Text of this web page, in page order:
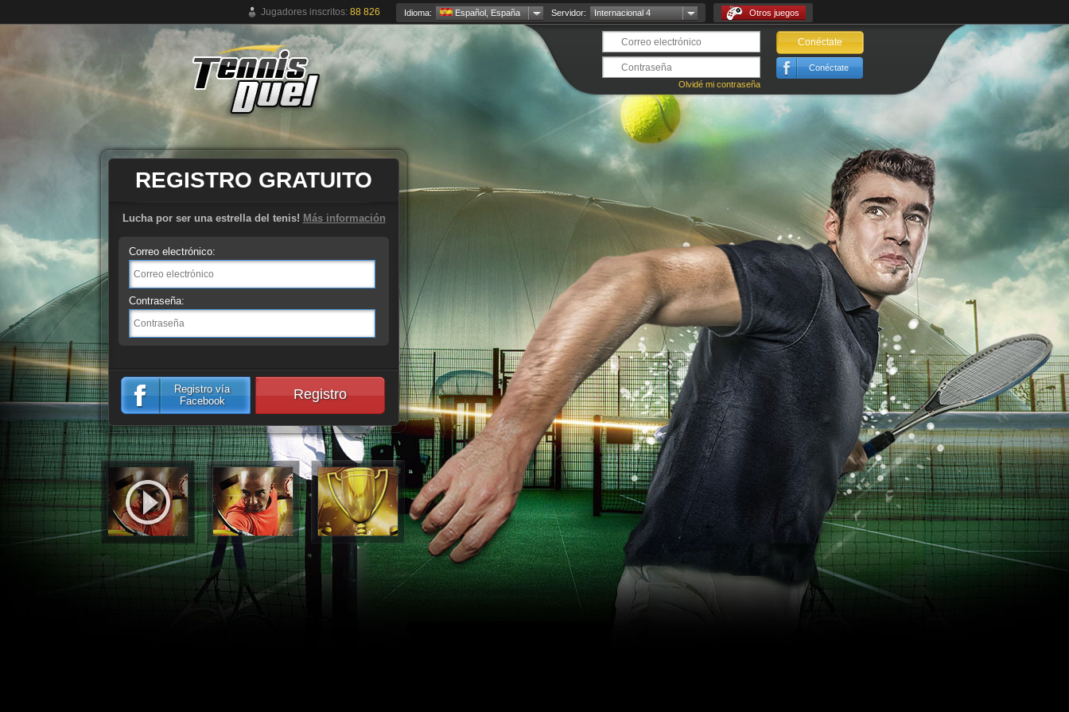
Jugadores inscritos: 88 826 Idioma: Español, España Servidor: Internacional 4 Otros juegos
Olvidé mi contraseña
Conéctate
Conéctate
REGISTRO GRATUITO
Lucha por ser una estrella del tenis! Más información
Correo electrónico:
Contraseña:
Registro vía
Facebook
Registro